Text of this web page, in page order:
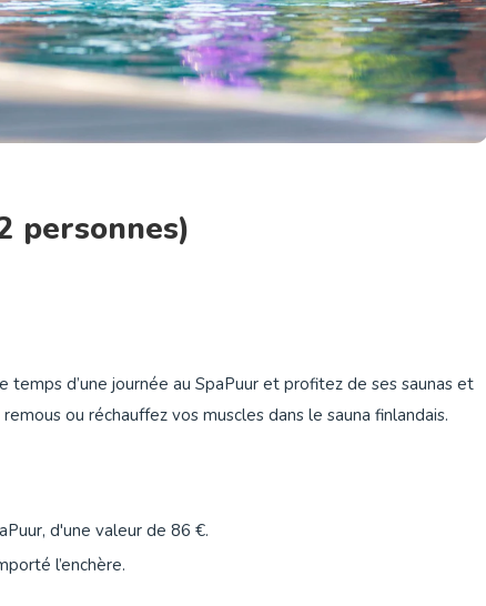
personnes)
d’une journée au SpaPuur et profitez de ses saunas et
ou réchauffez vos muscles dans le sauna finlandais.
d'une valeur de 86 €.
l’enchère.